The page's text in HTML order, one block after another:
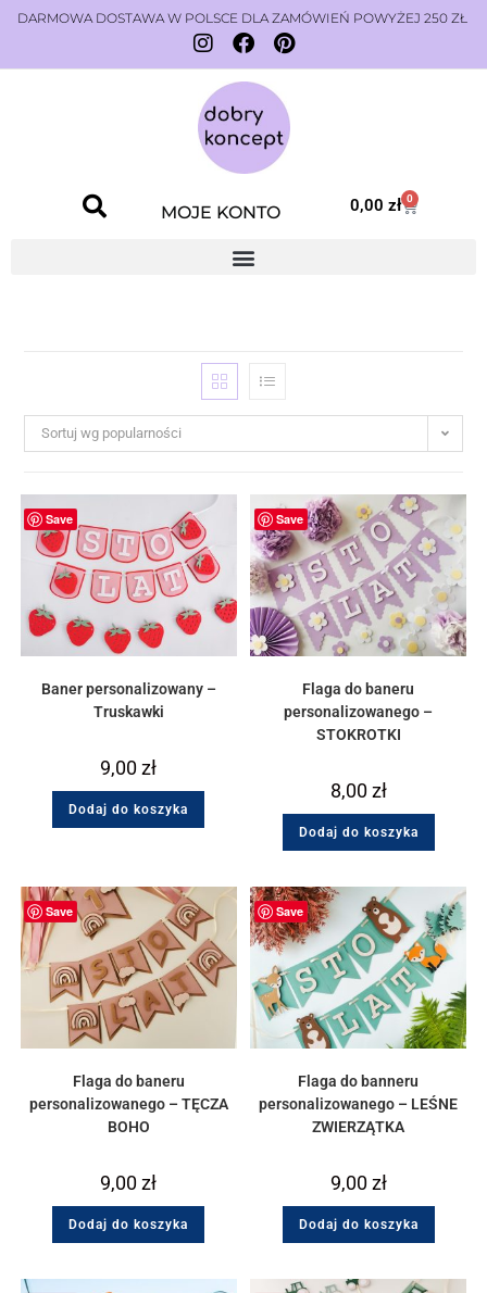
DARMOWA DOSTAWA W POLSCE DLA ZAMÓWIEŃ POWYŻEJ 250 ZŁ
MOJE KONTO 0,00zł 0
Sortuj wg popularności
Save
Baner personalizowany –
Truskawki
9,00zł
Dodaj do koszyka
Save
Flaga do baneru
personalizowanego –
STOKROTKI
8,00zł
Dodaj do koszyka
Save
Flaga do baneru
personalizowanego – TĘCZA
BOHO
9,00zł
Dodaj do koszyka
Save
Flaga do banneru
personalizowanego – LEŚNE
ZWIERZĄTKA
9,00zł
Dodaj do koszyka